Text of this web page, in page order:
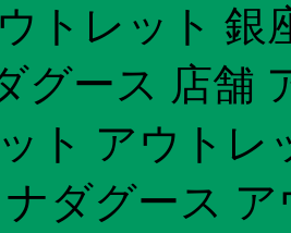
トレット 銀
グース 店舗
ト アウト
ナダグース